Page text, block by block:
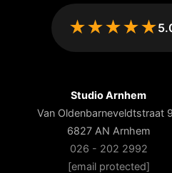
★★★★★
Studio Arnhem
Van Oldenbarneveldtstraat
6827 AN Arnhem
026 - 202 2992
[email protected]